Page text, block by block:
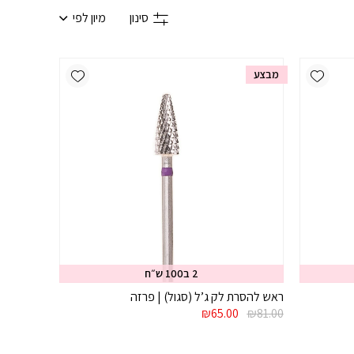
סינון מיון לפי
Add wishlist
Add wishlist
2 ב100 ש״ח
מבצע
ראש להסרת לק ג’ל (סגול) | פרזה
₪81.00
המחיר ₪65.00